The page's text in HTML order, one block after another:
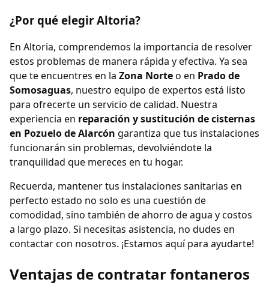
¿Por qué elegir Altoria?
En Altoria, comprendemos la importancia de resolver
estos problemas de manera rápida y efectiva. Ya sea
que te encuentres en la Zona Norteo en Prado de
Somosaguas, nuestro equipo de expertos está listo
para ofrecerte un servicio de calidad. Nuestra
experiencia en reparación y sustitución de cisternas
en Pozuelo de Alarcón garantiza que tus instalaciones
funcionarán sin problemas, devolviéndote la
tranquilidad que mereces en tu hogar.
Recuerda, mantener tus instalaciones sanitarias en
perfecto estado no solo es una cuestión de
comodidad, sino también de ahorro de agua y costos
a largo plazo. Si necesitas asistencia, no dudes en
contactar con nosotros. ¡Estamos aquí para ayudarte!
Ventajas de contratar fontaneros